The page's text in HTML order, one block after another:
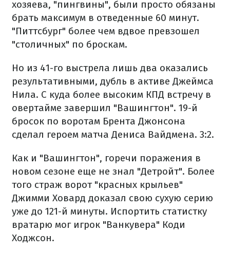
хозяева, "пингвины", были просто обязаны
брать максимум в отведенные 60 минут.
"Питтсбург" более чем вдвое превзошел
"столичных" по броскам.
Но из 41-го выстрела лишь два оказались
результативными, дубль в активе Джеймса
Нила. С куда более высоким КПД встречу в
овертайме завершил "Вашингтон". 19-й
бросок по воротам Брента Джонсона
сделал героем матча Дениса Вайдмена. 3:2.
Как и "Вашингтон", горечи поражения в
новом сезоне еще не знал "Детройт". Более
того страж ворот "красных крыльев"
Джимми Ховард доказал свою сухую серию
уже до 121-й минуты. Испортить статистку
вратарю мог игрок "Ванкувера" Коди
Ходжсон.